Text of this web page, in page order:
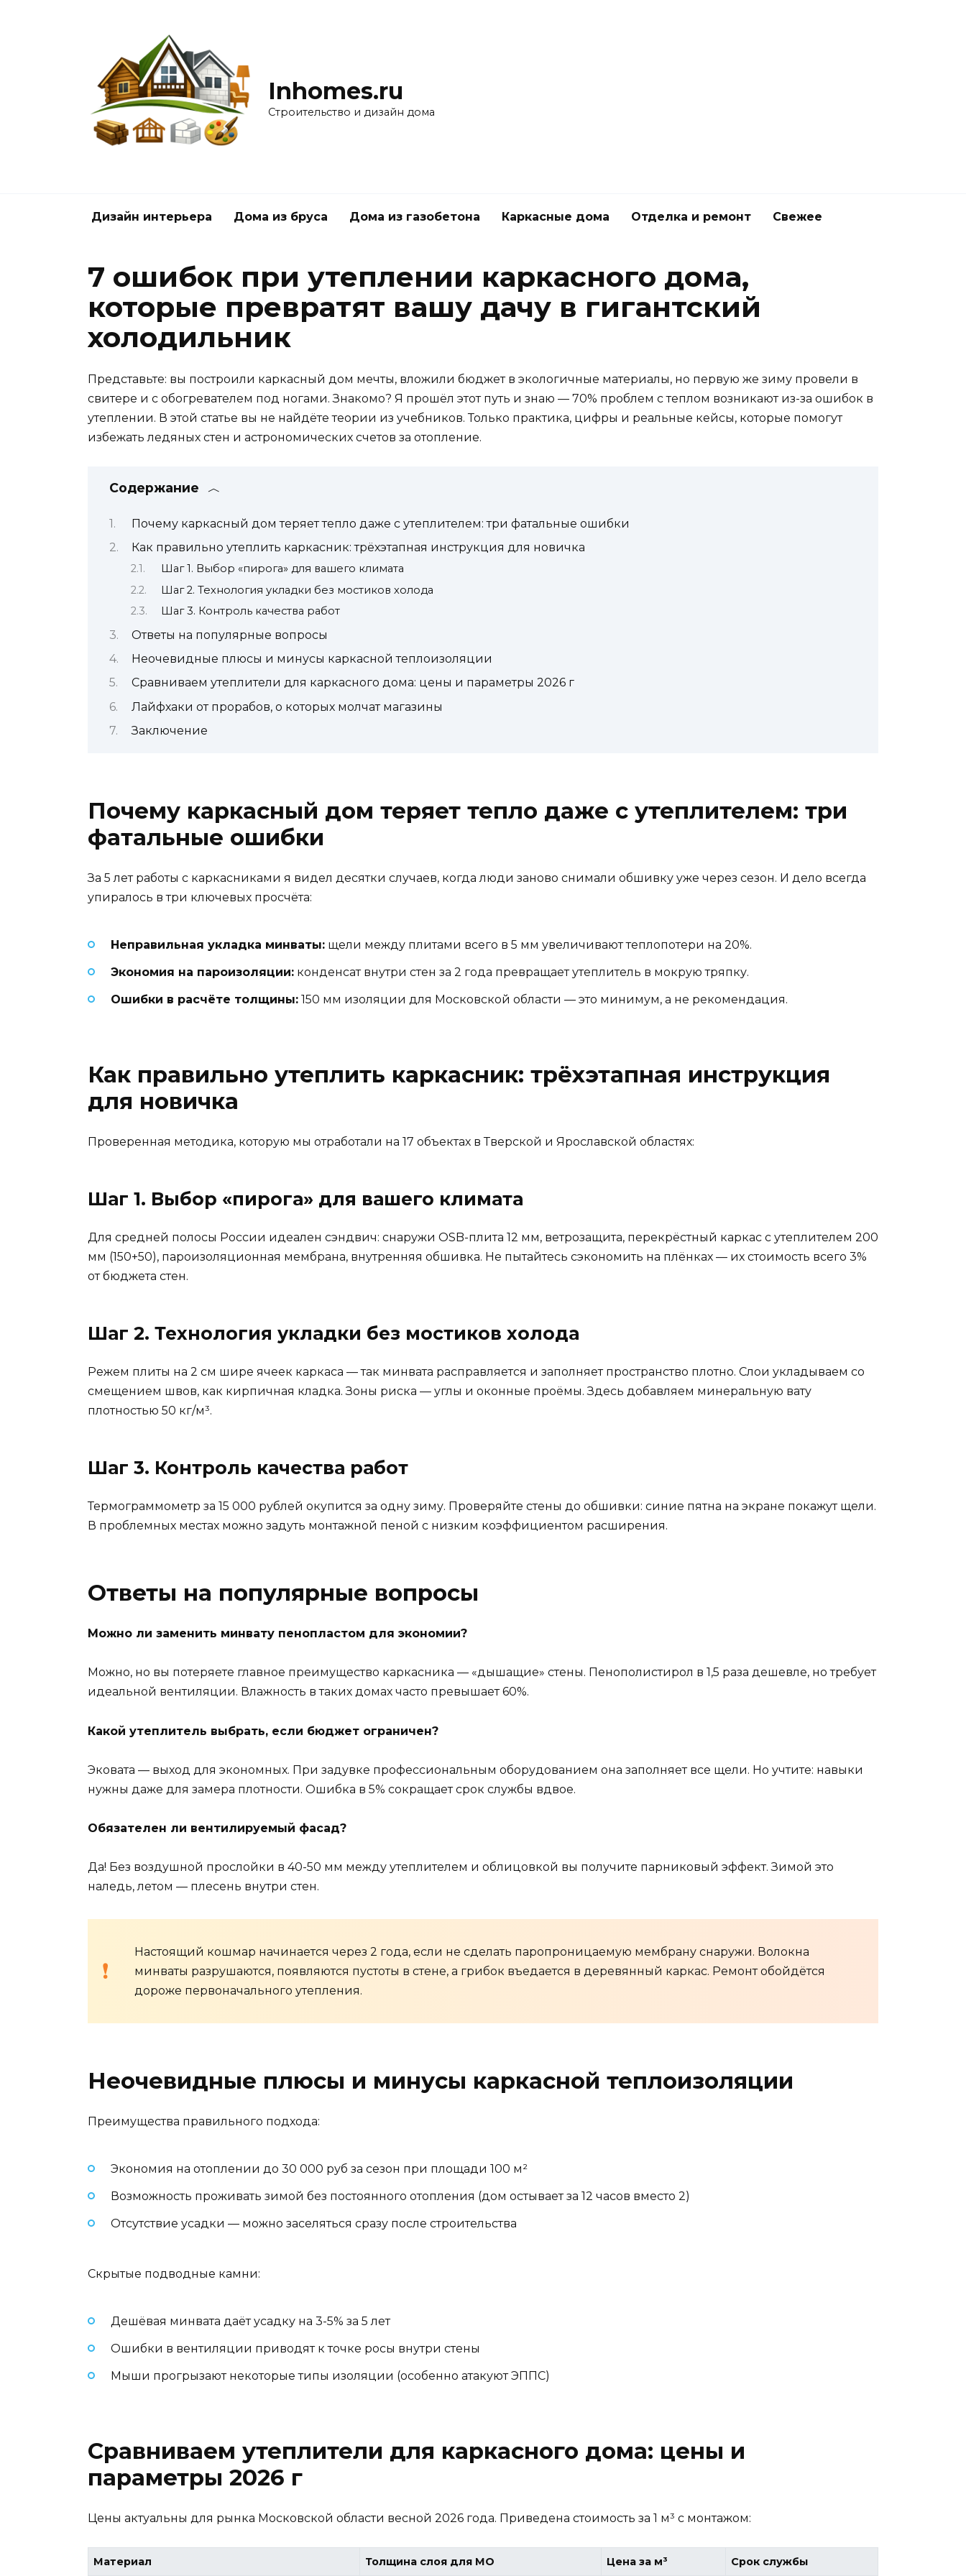
Inhomes.ru
Строительство и дизайн дома
Дизайн интерьера Дома из бруса Дома из газобетона Каркасные дома Отделка и ремонт Свежее
7 ошибок при утеплении каркасного дома,
которые превратят вашу дачу в гигантский
холодильник
Представьте: вы построили каркасный дом мечты, вложили бюджет в экологичные материалы, но первую же зиму провели в
свитере и с обогревателем под ногами. Знакомо? Я прошёл этот путь и знаю — 70% проблем с теплом возникают из-за ошибок в
утеплении. В этой статье вы не найдёте теории из учебников. Только практика, цифры и реальные кейсы, которые помогут
избежать ледяных стен и астрономических счетов за отопление.
Содержание
Почему каркасный дом теряет тепло даже с утеплителем: три фатальные ошибки
Как правильно утеплить каркасник: трёхэтапная инструкция для новичка
Шаг 1. Выбор «пирога» для вашего климата
Шаг 2. Технология укладки без мостиков холода
Шаг 3. Контроль качества работ
Ответы на популярные вопросы
Неочевидные плюсы и минусы каркасной теплоизоляции
Сравниваем утеплители для каркасного дома: цены и параметры 2026 г
Лайфхаки от прорабов, о которых молчат магазины
Заключение
Почему каркасный дом теряет тепло даже с утеплителем: три
фатальные ошибки
За 5 лет работы с каркасниками я видел десятки случаев, когда люди заново снимали обшивку уже через сезон. И дело всегда
упиралось в три ключевых просчёта:
Неправильная укладка минваты: щели между плитами всего в 5 мм увеличивают теплопотери на 20%.
Экономия на пароизоляции: конденсат внутри стен за 2 года превращает утеплитель в мокрую тряпку.
Ошибки в расчёте толщины: 150 мм изоляции для Московской области — это минимум, а не рекомендация.
Как правильно утеплить каркасник: трёхэтапная инструкция
для новичка
Проверенная методика, которую мы отработали на 17 объектах в Тверской и Ярославской областях:
Шаг 1. Выбор «пирога» для вашего климата
Для средней полосы России идеален сэндвич: снаружи OSB-плита 12 мм, ветрозащита, перекрёстный каркас с утеплителем 200
мм (150+50), пароизоляционная мембрана, внутренняя обшивка. Не пытайтесь сэкономить на плёнках — их стоимость всего 3%
от бюджета стен.
Шаг 2. Технология укладки без мостиков холода
Режем плиты на 2 см шире ячеек каркаса — так минвата расправляется и заполняет пространство плотно. Слои укладываем со
смещением швов, как кирпичная кладка. Зоны риска — углы и оконные проёмы. Здесь добавляем минеральную вату
плотностью 50 кг/м³.
Шаг 3. Контроль качества работ
Термограммометр за 15 000 рублей окупится за одну зиму. Проверяйте стены до обшивки: синие пятна на экране покажут щели.
В проблемных местах можно задуть монтажной пеной с низким коэффициентом расширения.
Ответы на популярные вопросы
Можно ли заменить минвату пенопластом для экономии?
Можно, но вы потеряете главное преимущество каркасника — «дышащие» стены. Пенополистирол в 1,5 раза дешевле, но требует
идеальной вентиляции. Влажность в таких домах часто превышает 60%.
Какой утеплитель выбрать, если бюджет ограничен?
Эковата — выход для экономных. При задувке профессиональным оборудованием она заполняет все щели. Но учтите: навыки
нужны даже для замера плотности. Ошибка в 5% сокращает срок службы вдвое.
Обязателен ли вентилируемый фасад?
Да! Без воздушной прослойки в 40-50 мм между утеплителем и облицовкой вы получите парниковый эффект. Зимой это
наледь, летом — плесень внутри стен.
Настоящий кошмар начинается через 2 года, если не сделать паропроницаемую мембрану снаружи. Волокна
минваты разрушаются, появляются пустоты в стене, а грибок въедается в деревянный каркас. Ремонт обойдётся
дороже первоначального утепления.
Неочевидные плюсы и минусы каркасной теплоизоляции
Преимущества правильного подхода:
Экономия на отоплении до 30 000 руб за сезон при площади 100 м²
Возможность проживать зимой без постоянного отопления (дом остывает за 12 часов вместо 2)
Отсутствие усадки — можно заселяться сразу после строительства
Скрытые подводные камни:
Дешёвая минвата даёт усадку на 3-5% за 5 лет
Ошибки в вентиляции приводят к точке росы внутри стены
Мыши прогрызают некоторые типы изоляции (особенно атакуют ЭППС)
Сравниваем утеплители для каркасного дома: цены и
параметры 2026 г
Цены актуальны для рынка Московской области весной 2026 года. Приведена стоимость за 1 м³ с монтажом:
Материал Толщина слоя для МО Цена за м³ Срок службы